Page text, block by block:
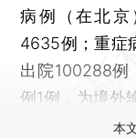
病例（在北
4635例；重症
出院100288例
例1例，为境外
本